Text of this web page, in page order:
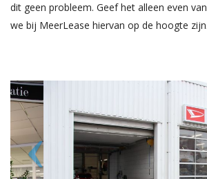
dit geen probleem. Geef het alleen even
we bij MeerLease hiervan op de hoogte zijn.